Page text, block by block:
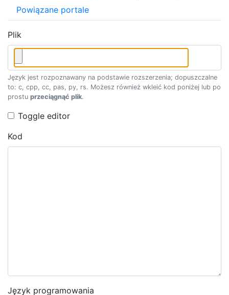
Powiązane portale
Plik
Język jest rozpoznawany na podstawie rozszerzenia; dopuszczalne
to: c, cpp, cc, pas, py, rs. Możesz również wkleić kod poniżej lub po
prostu przeciągnąć plik.
Toggle editor
Kod
Język programowania